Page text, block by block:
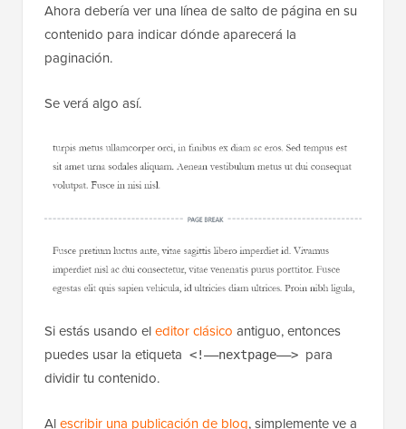
Ahora debería ver una línea de salto de página en su
contenido para indicar dónde aparecerá la
paginación.
Se verá algo así.
Si estás usando eleditor clásico antiguo, entonces
puedes usar la etiqueta <!––nextpage––> para
dividir tu contenido.
Alescribir una publicación de blog, simplemente ve a